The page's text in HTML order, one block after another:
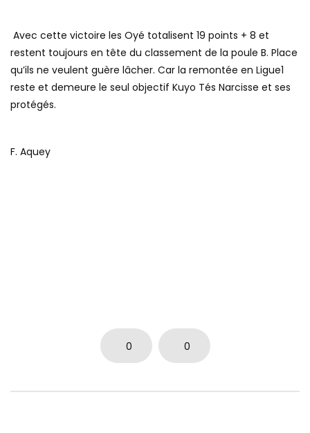
Avec cette victoire les Oyé totalisent 19 points + 8 et
restent toujours en tête du classement de la poule B. Place
qu’ils ne veulent guère lâcher. Car la remontée en Ligue1
reste et demeure le seul objectif Kuyo Tés Narcisse et ses
protégés.
F. Aquey
0 0